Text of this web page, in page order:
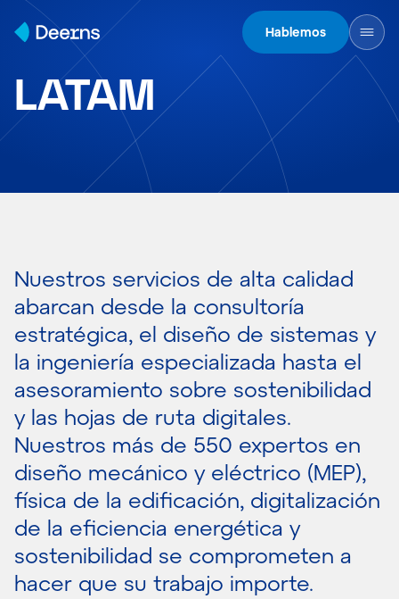
Skip to content
Hablemos
LATAM
Nuestros servicios de alta calidad
abarcan desde la consultoría
estratégica, el diseño de sistemas y
la ingeniería especializada hasta el
asesoramiento sobre sostenibilidad
y las hojas de ruta digitales.
Nuestros más de 550 expertos en
diseño mecánico y eléctrico (MEP),
física de la edificación, digitalización
de la eficiencia energética y
sostenibilidad se comprometen a
hacer que su trabajo importe.